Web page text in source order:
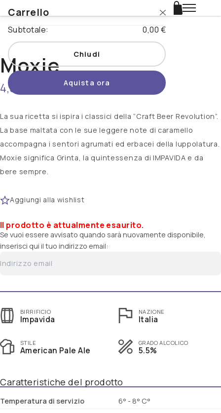
Login
Catalogo
Stili
Nazioni
Promo
Novità
Carrello
Subtotale: 0,00 €
Chiudi
Aquista ora
BIRRIFICIO
Impavida
NAZIONE
Italia
STILE
American Pale Ale
GRADO ALCOLICO
5.5%
Moxie
4,50 € non disponibile
La sua ricetta si ispira i classici della “Craft Beer Revolution”.
La base maltata con le sue leggere note di caramello
accompagna i sentori agrumati ed erbacei della luppolatura.
Moxie significa Grinta, la quintessenza di IMPAVIDA e da
bere sempre.
Aggiungi alla wishlist
Il prodotto è attualmente esaurito.
Se vuoi essere avvisato quando sarà nuovamente disponibile,
inserisci qui il tuo indirizzo email:
Caratteristiche del prodotto
Temperatura di servizio
6° - 8° C°